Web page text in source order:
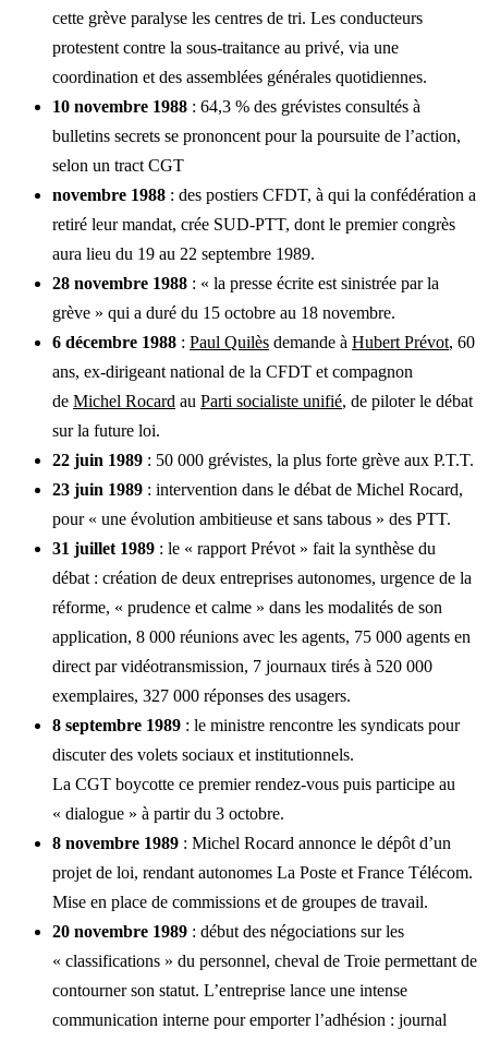
cette grève paralyse les centres de tri. Les conducteurs
protestent contre la sous-traitance au privé, via une
coordination et des assemblées générales quotidiennes.
10 novembre 1988 : 64,3 % des grévistes consultés à
bulletins secrets se prononcent pour la poursuite de l’action,
selon un tract CGT
novembre 1988 : des postiers CFDT, à qui la confédération a
retiré leur mandat, crée SUD-PTT, dont le premier congrès
aura lieu du 19 au 22 septembre 1989.
28 novembre 1988 : « la presse écrite est sinistrée par la
grève » qui a duré du 15 octobre au 18 novembre.
6 décembre 1988 : Paul Quilès demande à Hubert Prévot, 60
ans, ex-dirigeant national de la CFDT et compagnon
de Michel Rocard au Parti socialiste unifié, de piloter le débat
sur la future loi.
22 juin 1989 : 50 000 grévistes, la plus forte grève aux P.T.T.
23 juin 1989 : intervention dans le débat de Michel Rocard,
pour « une évolution ambitieuse et sans tabous » des PTT.
31 juillet 1989 : le « rapport Prévot » fait la synthèse du
débat : création de deux entreprises autonomes, urgence de la
réforme, « prudence et calme » dans les modalités de son
application, 8 000 réunions avec les agents, 75 000 agents en
direct par vidéotransmission, 7 journaux tirés à 520 000
exemplaires, 327 000 réponses des usagers.
8 septembre 1989 : le ministre rencontre les syndicats pour
discuter des volets sociaux et institutionnels.
La CGT boycotte ce premier rendez-vous puis participe au
« dialogue » à partir du 3 octobre.
8 novembre 1989 : Michel Rocard annonce le dépôt d’un
projet de loi, rendant autonomes La Poste et France Télécom.
Mise en place de commissions et de groupes de travail.
20 novembre 1989 : début des négociations sur les
« classifications » du personnel, cheval de Troie permettant de
contourner son statut. L’entreprise lance une intense
communication interne pour emporter l’adhésion : journal